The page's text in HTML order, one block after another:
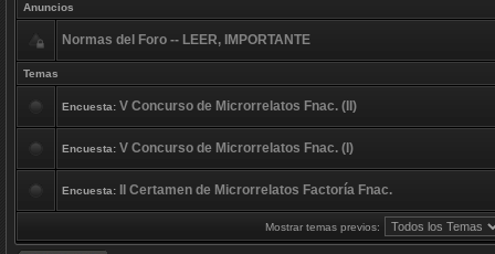
Anuncios
Normas del Foro -- LEER, IMPORTANTE
Temas
Encuesta: V Concurso de Microrrelatos Fnac. (II)
Encuesta: V Concurso de Microrrelatos Fnac. (I)
Encuesta: II Certamen de Microrrelatos Factoría Fnac.
Mostrar temas previos: